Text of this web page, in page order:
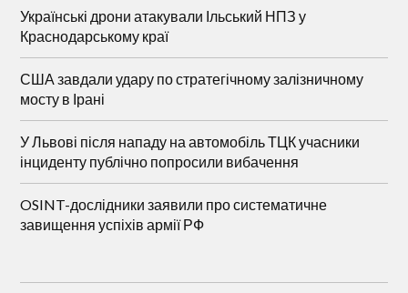
Українські дрони атакували Ільський НПЗ у
Краснодарському краї
США завдали удару по стратегічному залізничному
мосту в Ірані
У Львові після нападу на автомобіль ТЦК учасники
інциденту публічно попросили вибачення
OSINT-дослідники заявили про систематичне
завищення успіхів армії РФ